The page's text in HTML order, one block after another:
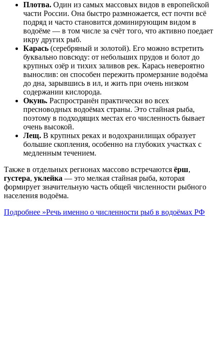
Плотва. Один из самых массовых видов в европейской
части России. Она быстро размножается, ест почти всё
подряд и часто становится доминирующим видом в
водоёме — в том числе за счёт того, что активно поедает
икру других рыб.
Карась (серебряный и золотой). Его можно встретить
буквально повсюду: от небольших прудов и болот до
крупных озёр и тихих заливов рек. Карась невероятно
вынослив: он способен пережить промерзание водоёма
до дна, зарывшись в ил, и жить при очень низком
содержании кислорода.
Окунь. Распространён практически во всех
пресноводных водоёмах страны. Это стайная рыба,
поэтому в подходящих местах его численность бывает
очень высокой.
Лещ. В крупных реках и водохранилищах образует
большие скопления, особенно на глубоких участках с
медленным течением.
Также в отдельных регионах массово встречаются ёрш,
густера, уклейка — это мелкая стайная рыба, которая
формирует значительную часть общей численности рыбного
населения водоёма.
Подробнее »Речь именно о численности рыб в водоёмах РФ